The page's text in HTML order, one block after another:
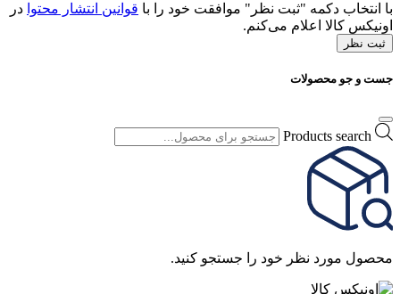
با انتخاب دکمه "ثبت نظر" موافقت خود را با قوانین انتشار محتوا در
اونیکس کالا اعلام می‌کنم.
ثبت نظر
جست و جو محصولات
Products search
محصول مورد نظر خود را جستجو کنید.